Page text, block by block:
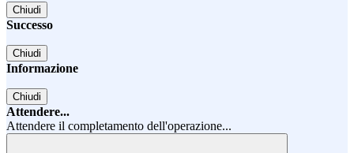
Chiudi
Successo
Chiudi
Informazione
Chiudi
Attendere...
Attendere il completamento dell'operazione...